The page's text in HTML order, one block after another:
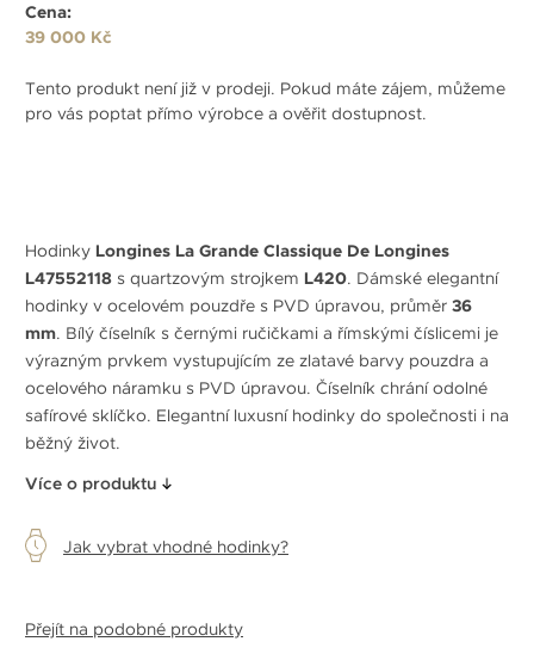
Cena:
39 000 Kč
Tento produkt není již v prodeji. Pokud máte zájem, můžeme
pro vás poptat přímo výrobce a ověřit dostupnost.
Hodinky Longines La Grande Classique De Longines
L47552118 s quartzovým strojkem L420. Dámské elegantní
hodinky v ocelovém pouzdře s PVD úpravou, průměr 36
mm. Bílý číselník s černými ručičkami a římskými číslicemi je
výrazným prvkem vystupujícím ze zlatavé barvy pouzdra a
ocelového náramku s PVD úpravou. Číselník chrání odolné
safírové sklíčko. Elegantní luxusní hodinky do společnosti i na
běžný život.
Více o produktu
Jak vybrat vhodné hodinky?
Přejít na podobné produkty